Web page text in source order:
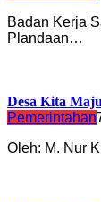
Badan Kerja
Plandaan…
Desa Kita
Pemerintahan
Oleh: M. Nur